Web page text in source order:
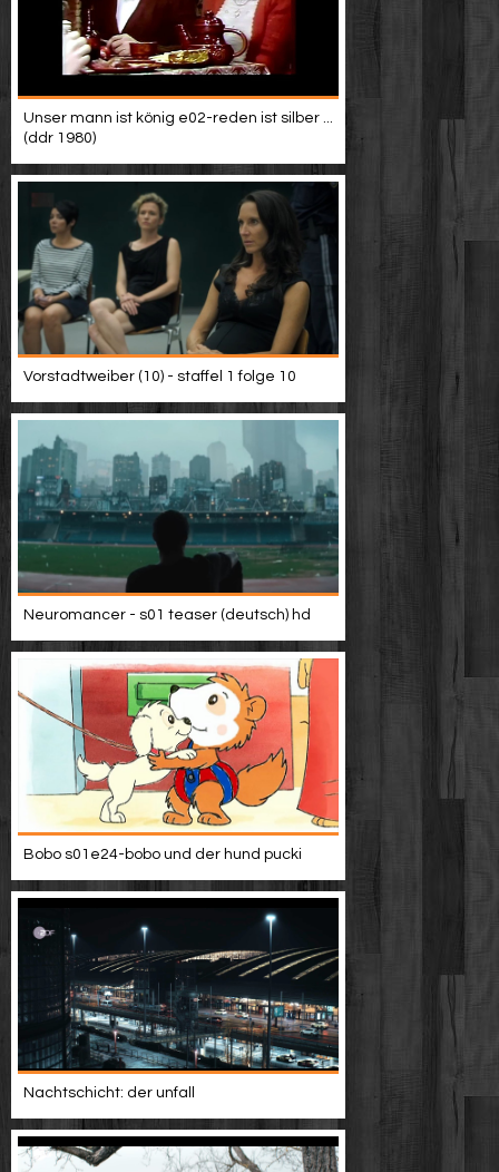
Unser mann ist könig e02-reden ist silber ...
(ddr 1980)
Vorstadtweiber (10) - staffel 1 folge 10
Neuromancer - s01 teaser (deutsch) hd
Bobo s01e24-bobo und der hund pucki
Nachtschicht: der unfall